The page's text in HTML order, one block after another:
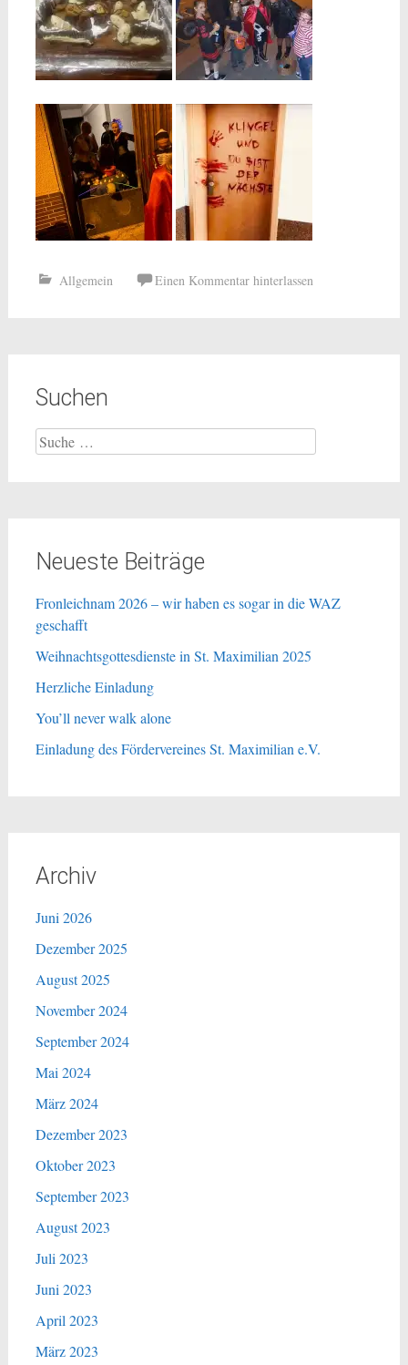
Allgemein Einen Kommentar hinterlassen
Suchen
Suche
nach:
Neueste Beiträge
Fronleichnam 2026 – wir haben es sogar in die WAZ
geschafft
Weihnachtsgottesdienste in St. Maximilian 2025
Herzliche Einladung
You’ll never walk alone
Einladung des Fördervereines St. Maximilian e.V.
Archiv
Juni 2026
Dezember 2025
August 2025
November 2024
September 2024
Mai 2024
März 2024
Dezember 2023
Oktober 2023
September 2023
August 2023
Juli 2023
Juni 2023
April 2023
März 2023